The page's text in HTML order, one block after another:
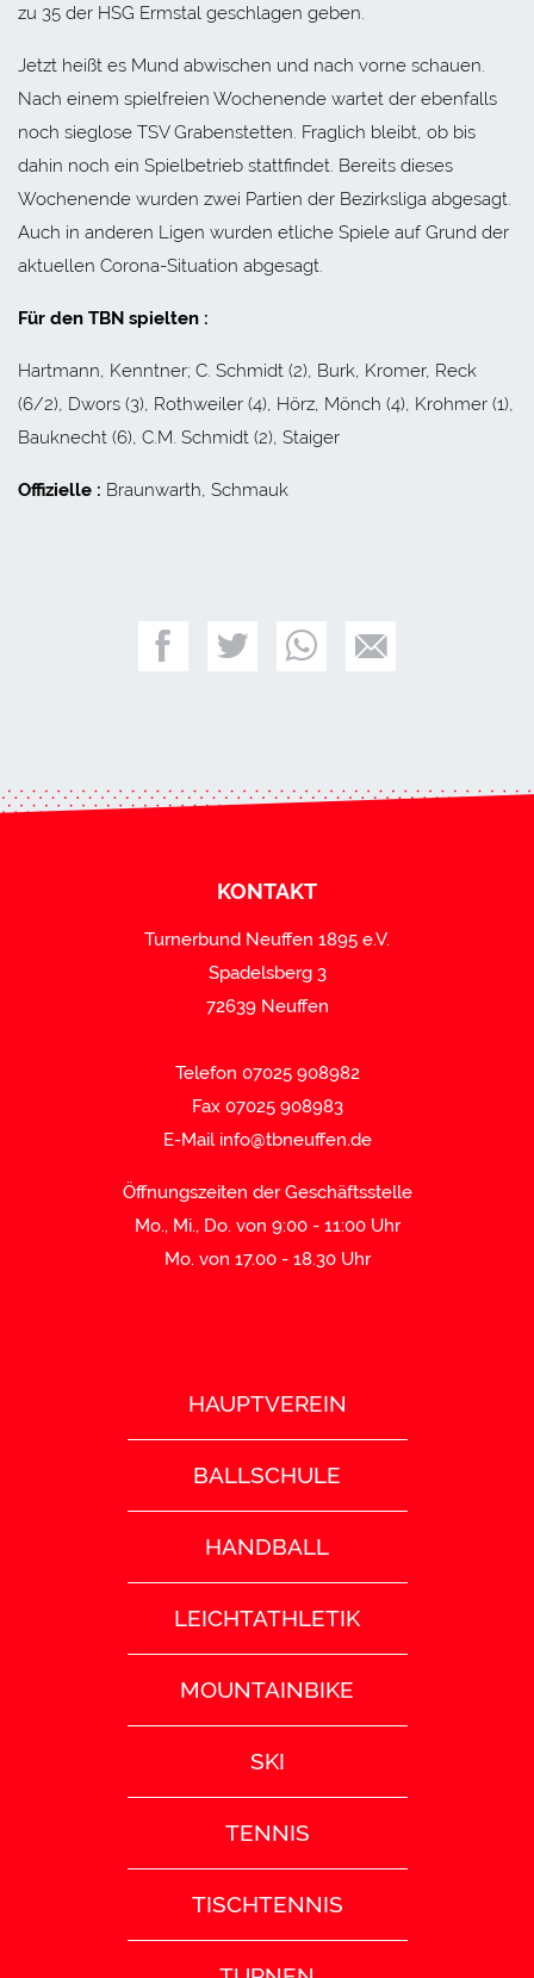
zu 35 der HSG Ermstal geschlagen geben.
Jetzt heißt es Mund abwischen und nach vorne schauen.
Nach einem spielfreien Wochenende wartet der ebenfalls
noch sieglose TSV Grabenstetten. Fraglich bleibt, ob bis
dahin noch ein Spielbetrieb stattfindet. Bereits dieses
Wochenende wurden zwei Partien der Bezirksliga abgesagt.
Auch in anderen Ligen wurden etliche Spiele auf Grund der
aktuellen Corona-Situation abgesagt.
Für den TBN spielten :
Hartmann, Kenntner; C. Schmidt (2), Burk, Kromer, Reck
(6/2), Dwors (3), Rothweiler (4), Hörz, Mönch (4), Krohmer (1),
Bauknecht (6), C.M. Schmidt (2), Staiger
Offizielle : Braunwarth, Schmauk
KONTAKT
Turnerbund Neuffen 1895 e.V.
Spadelsberg 3
72639 Neuffen
Telefon 07025 908982
Fax 07025 908983
E-Mail info@tbneuffen.de
Öffnungszeiten der Geschäftsstelle
Mo., Mi., Do. von 9:00 - 11:00 Uhr
Mo. von 17.00 - 18.30 Uhr
HAUPTVEREIN
BALLSCHULE
HANDBALL
LEICHTATHLETIK
MOUNTAINBIKE
SKI
TENNIS
TISCHTENNIS